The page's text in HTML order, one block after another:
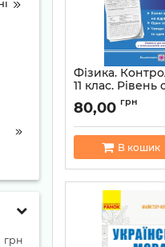
грн
Фізика.
11 клас. Рівень
програмою В.
Артикул:
80,00 грн
В кошик